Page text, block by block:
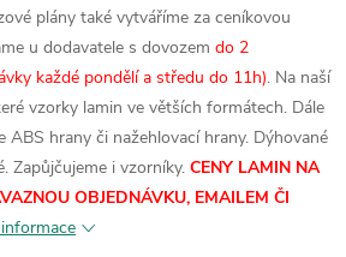
plány také vytváříme za ceníkovou
u dodavatele s dovozem do 2
každé pondělí a středu do 11h). Na naší
vzorky lamin ve větších formátech. Dále
hrany či nažehlovací hrany. Dýhované
Zapůjčujeme i vzorníky. CENY LAMIN NA
OBJEDNÁVKU, EMAILEM ČI